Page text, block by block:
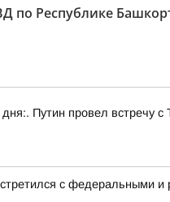
по Республике
Путин провел встречу с
с федеральными и